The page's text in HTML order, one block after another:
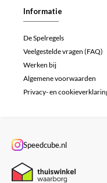
Informatie
De Spelregels
Veelgestelde vragen (FAQ)
Werken bij
Algemene voorwaarden
Privacy- en
Speedcube.nl